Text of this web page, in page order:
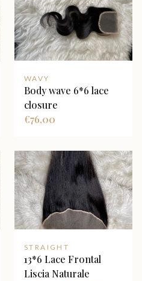
WAVY
Body wave 6*6 lace
closure
76,00
€
STRAIGHT
13*6 Lace Frontal
Liscia Naturale